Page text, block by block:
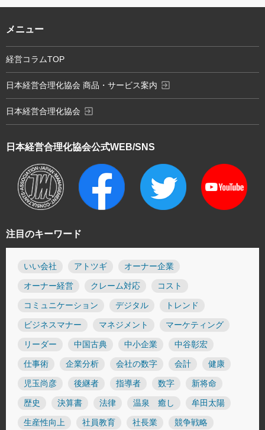
注目のキーワード
いい会社 アトツギ オーナー企業
オーナー経営 クレーム対応 コスト
コミュニケーション デジタル トレンド
ビジネスマナー マネジメント マーケティング
リーダー 中国古典 中小企業 中谷彰宏
仕事術 企業分析 会社の数字 会計 健康
児玉尚彦 後継者 指導者 数字 新将命
歴史 決算書 法律 温泉 癒し 牟田太陽
生産性向上 社員教育 社長業 競争戦略
日本経営合理化協会公式WEB/SNS
メニュー
経営コラムTOP
日本経営合理化協会 商品・サービス案内 exit_to_app
日本経営合理化協会 exit_to_app